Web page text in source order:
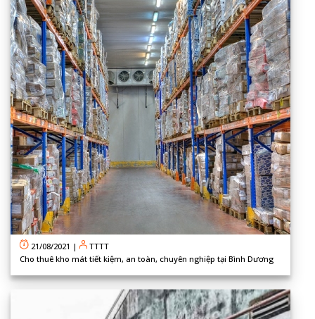
21/08/2021 |
TTTT
Cho thuê kho mát tiết kiệm, an toàn, chuyên nghiệp tại Bình Dương